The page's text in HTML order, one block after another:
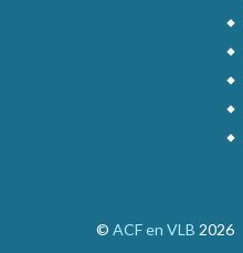
© ACF en VLB 2026